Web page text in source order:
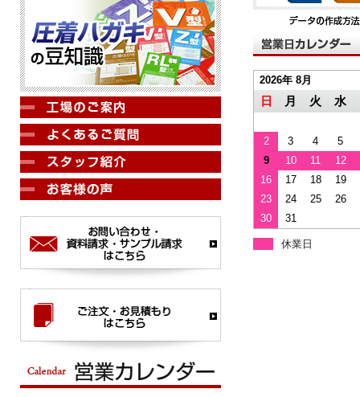
2026年 8月
日 月 火 水
2 3 4
5
9
10 11
12
16
17 18
19
23
24 25
26
30
31
休業日